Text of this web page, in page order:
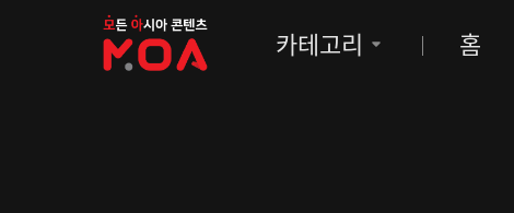
MOA
카테고리 홈